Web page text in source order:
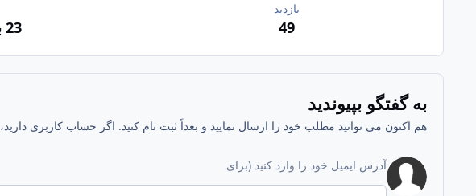
بازدید
49 23 بهمن
به گفتگو بپیوندید
هم اکنون می توانید مطلب خود را ارسال نمایید و بعداً ثبت نام کنید. اگر حساب کاربری دارید،